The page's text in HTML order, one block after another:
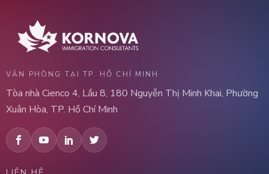
VĂN PHÒNG TẠI TP. HỒ CHÍ MINH
Tòa nhà Cienco 4, Lầu 8, 180 Nguyễn Thị Minh Khai, Phường
Xuân Hòa, TP. Hồ Chí Minh